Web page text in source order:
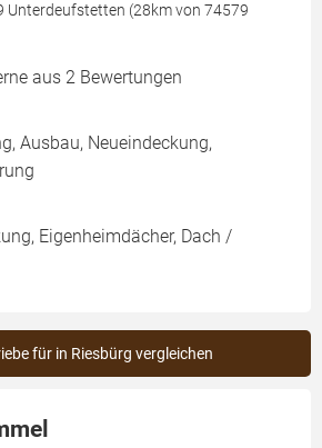
Unterdeufstetten (28km von 74579
aus 2 Bewertungen
Ausbau, Neueindeckung,
Eigenheimdächer, Dach /
für in Riesbürg vergleichen